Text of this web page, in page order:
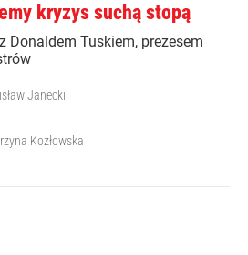
kryzys suchą stopą
Donaldem Tuskiem, prezesem
Janecki
Kozłowska